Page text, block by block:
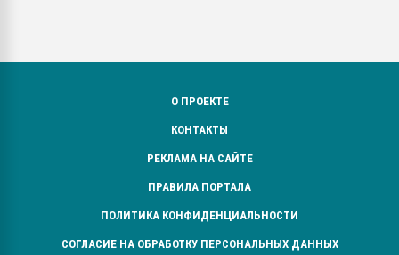
О ПРОЕКТЕ
КОНТАКТЫ
РЕКЛАМА НА САЙТЕ
ПРАВИЛА ПОРТАЛА
ПОЛИТИКА КОНФИДЕНЦИАЛЬНОСТИ
СОГЛАСИЕ НА ОБРАБОТКУ ПЕРСОНАЛЬНЫХ ДАННЫХ